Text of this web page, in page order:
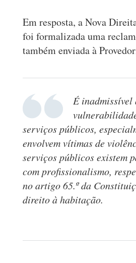
Em resposta, a Nova
foi formalizada uma
também enviada à
É inadmissível
serviços públicos,
envolvem vítimas de
serviços públicos existem
com profissionalismo,
no artigo 65.º da
direito à habitação.